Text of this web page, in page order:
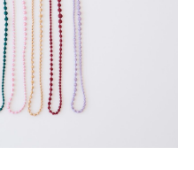
ディネートのアクセ
と合わせてシックな